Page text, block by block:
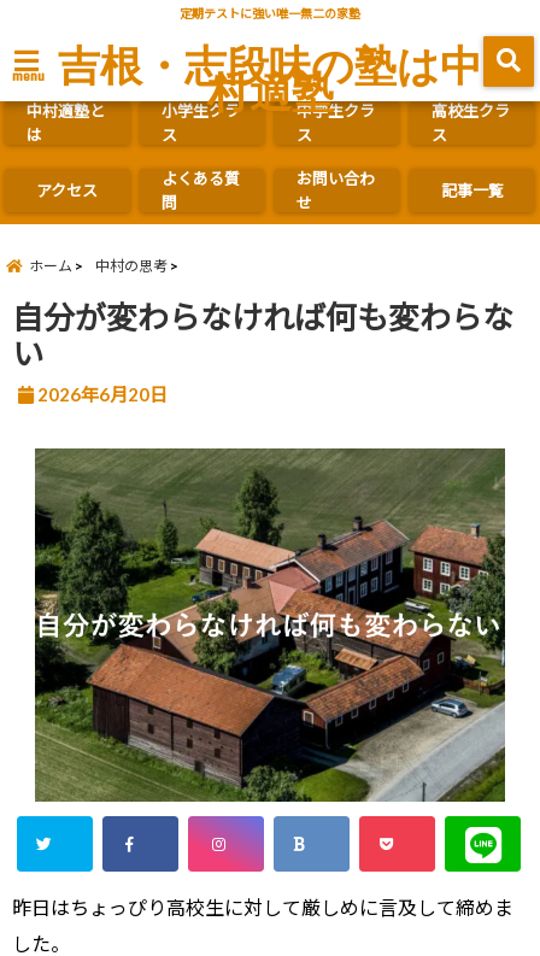
定期テストに強い唯一無二の家塾
menu 吉根・志段味の塾は中
村適塾
中村適塾と
は
小学生クラ
ス
中学生クラ
ス
高校生クラ
ス
アクセス
よくある質
問
お問い合わ
せ
記事一覧
ホーム 中村の思考
自分が変わらなければ何も変わらな
い
2026年6月20日
昨日はちょっぴり高校生に対して厳しめに言及して締めま
した。